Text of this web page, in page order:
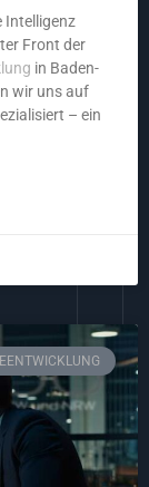
Intelligenz
Front der
in Baden-
wir uns auf
– ein